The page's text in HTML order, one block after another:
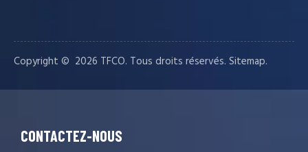
Copyright © ️ 2026 TFCO. Tous droits réservés. Sitemap.
CONTACTEZ-NOUS